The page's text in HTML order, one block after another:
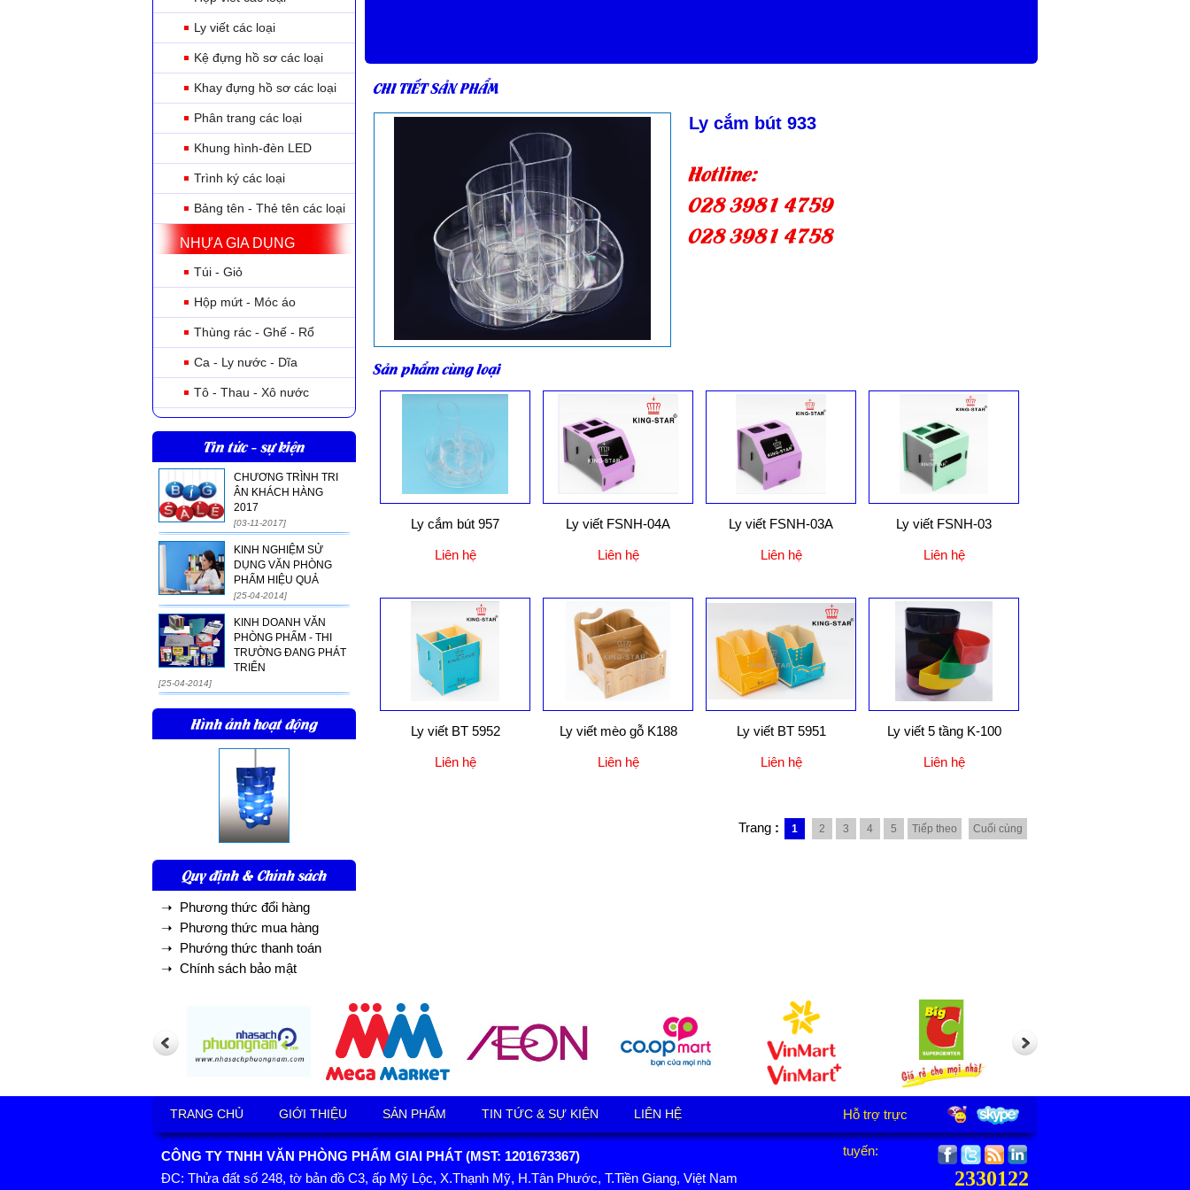
Ly viết các loại
Kệ đựng hồ sơ các loại
Khay đựng hồ sơ các loại
Phân trang các loại
Khung hình-đèn LED
Trình ký các loại
Bảng tên - Thẻ tên các loại
NHỰA GIA DỤNG
Túi - Giỏ
Hộp mứt - Móc áo
Thùng rác - Ghế - Rổ
Ca - Ly nước - Dĩa
Tô - Thau - Xô nước
Tin tức - sự kiện
CHƯƠNG TRÌNH TRI
ÂN KHÁCH HÀNG
2017
[03-11-2017]
KINH NGHIỆM SỬ
DỤNG VĂN PHÒNG
PHẨM HIỆU QUẢ
[25-04-2014]
KINH DOANH VĂN
PHÒNG PHẨM - THI
TRƯỜNG ĐANG PHÁT
TRIỂN
[25-04-2014]
Hình ảnh hoạt động
Quy định & Chính sách
➝ Phương thức đổi hàng
➝ Phương thức mua hàng
➝ Phướng thức thanh toán
➝ Chính sách bảo mật
CHI TIẾT SẢN PHẨM
Ly cắm bút 933
Hotline:
028 3981 4759
028 3981 4758
Sản phẩm cùng loại
Ly cắm bút 957
Liên hệ
Ly viết FSNH-04A
Liên hệ
Ly viết FSNH-03A
Liên hệ
Ly viết FSNH-03
Liên hệ
Ly viết BT 5952
Liên hệ
Ly viết mèo gỗ K188
Liên hệ
Ly viết BT 5951
Liên hệ
Ly viết 5 tầng K-100
Liên hệ
Trang : 1 2 3 4 5 Tiếp theo Cuối cùng
TRANG CHỦ GIỚI THIỆU SẢN PHẨM TIN TỨC & SỰ KIỆN LIÊN HỆ Hỗ trợ trực
tuyến:
CÔNG TY TNHH VĂN PHÒNG PHẨM GIAI PHÁT (MST: 1201673367)
ĐC: Thửa đất số 248, tờ bản đồ C3, ấp Mỹ Lộc, X.Thạnh Mỹ, H.Tân Phước, T.Tiền Giang, Việt Nam
2330122